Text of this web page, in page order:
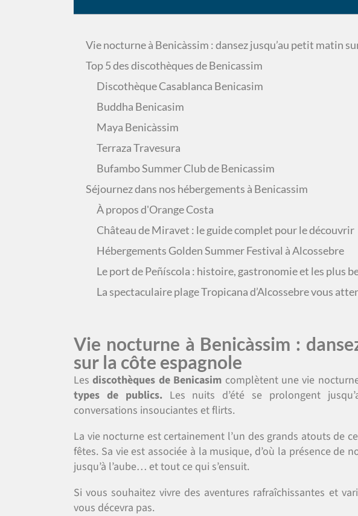
Vie nocturne à Benicàssim : dansez jusqu’au petit matin
Top 5 des discothèques de Benicassim
Discothèque Casablanca Benicasim
Buddha Benicasim
Maya Benicàssim
Terraza Travesura
Bufambo Summer Club de Benicassim
Séjournez dans nos hébergements à Benicassim
À propos d'Orange Costa
Château de Miravet : le guide complet pour le découvrir
Hébergements Golden Summer Festival à Alcossebre
Le port de Peñíscola : histoire, gastronomie et les plus
La spectaculaire plage Tropicana d’Alcossebre vous
Vie nocturne à Benicàssim :
sur la côte espagnole
Lesdiscothèques de Benicasim complètent une vie
types de publics.Les nuits d’été se prolongent
conversations insouciantes et flirts.
La vie nocturne est certainement l’un des grands atouts de
fêtes. Sa vie est associée à la musique, d’où la présence de
jusqu’à l’aube… et tout ce qui s’ensuit.
Si vous souhaitez vivre des aventures rafraîchissantes et
vous décevra pas.